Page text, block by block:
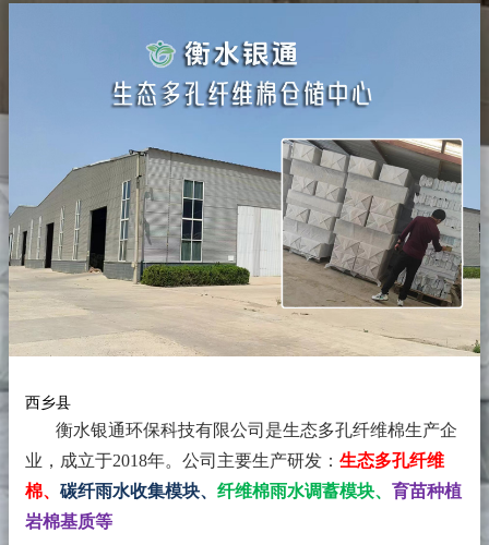
西乡县
衡水银通环保科技有限公司是生态多孔纤维棉生产企
业，成立于2018年。 公司主要生产研发： 生态多孔纤维
棉、 碳纤雨水收集模块、 纤维棉雨水调蓄模块、 育苗种植
岩棉基质等